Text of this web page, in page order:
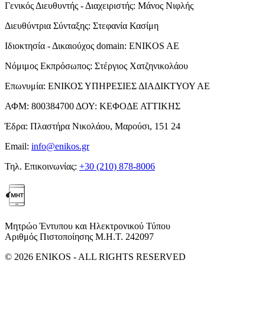
Γενικός Διευθυντής - Διαχειριστής: Μάνος Νιφλής
Διευθύντρια Σύνταξης: Στεφανία Κασίμη
Ιδιοκτησία - Δικαιούχος domain: ENIKOS AE
Νόμιμος Εκπρόσωπος: Στέργιος Χατζηνικολάου
Επωνυμία: ΕΝΙΚΟΣ ΥΠΗΡΕΣΙΕΣ ΔΙΑΔΙΚΤΥΟΥ ΑΕ
ΑΦΜ: 800384700 ΔΟΥ: ΚΕΦΟΔΕ ΑΤΤΙΚΗΣ
Έδρα: Πλαστήρα Νικολάου, Μαρούσι, 151 24
Email: info@enikos.gr
Τηλ. Επικοινωνίας: +30 (210) 878-8006
Μητρώο Έντυπου και Ηλεκτρονικού Τύπου
Αριθμός Πιστοποίησης Μ.Η.Τ. 242097
© 2026 ENIKOS - ALL RIGHTS RESERVED